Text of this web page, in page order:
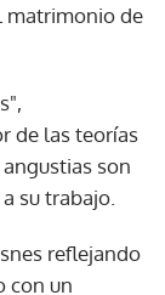
matrimonio de
de las teorías
son
su trabajo.
reflejando
con un